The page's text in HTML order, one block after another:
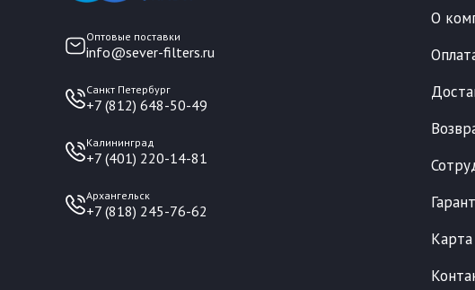
Оптовые поставки
info@sever-filters.ru
Санкт Петербург
+7 (812) 648-50-49
Калининград
+7 (401) 220-14-81
Архангельск
+7 (818) 245-76-62
О